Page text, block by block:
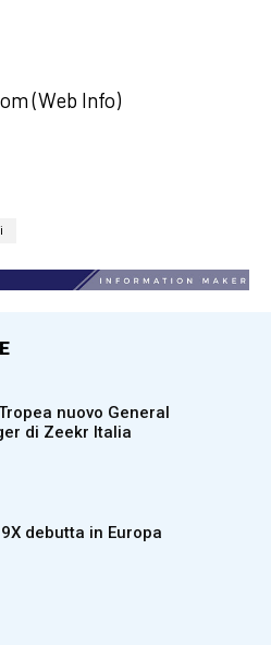
(Web Info)
nuovo General
di Zeekr Italia
debutta in Europa